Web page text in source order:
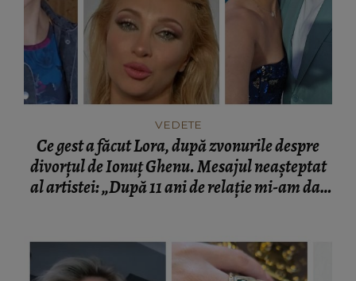
VEDETE
Ce gest a făcut Lora, după zvonurile despre
divorțul de Ionuț Ghenu. Mesajul neașteptat
al artistei: „După 11 ani de relație mi-am dat